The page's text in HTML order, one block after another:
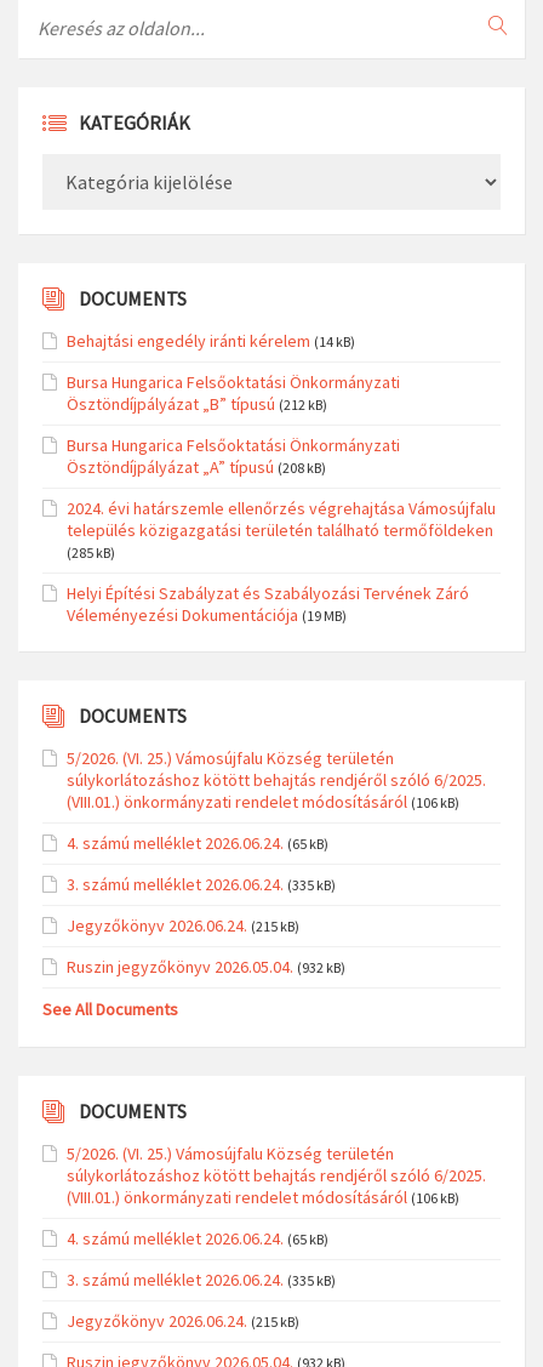
KATEGÓRIÁK
DOCUMENTS
Behajtási engedély iránti kérelem (14 kB)
Bursa Hungarica Felsőoktatási Önkormányzati
Ösztöndíjpályázat „B” típusú (212 kB)
Bursa Hungarica Felsőoktatási Önkormányzati
Ösztöndíjpályázat „A” típusú (208 kB)
2024. évi határszemle ellenőrzés végrehajtása Vámosújfalu
település közigazgatási területén található termőföldeken
(285 kB)
Helyi Építési Szabályzat és Szabályozási Tervének Záró
Véleményezési Dokumentációja (19 MB)
DOCUMENTS
5/2026. (VI. 25.) Vámosújfalu Község területén
súlykorlátozáshoz kötött behajtás rendjéről szóló 6/2025.
(VIII.01.) önkormányzati rendelet módosításáról (106 kB)
4. számú melléklet 2026.06.24. (65 kB)
3. számú melléklet 2026.06.24. (335 kB)
Jegyzőkönyv 2026.06.24. (215 kB)
Ruszin jegyzőkönyv 2026.05.04. (932 kB)
See All Documents
DOCUMENTS
5/2026. (VI. 25.) Vámosújfalu Község területén
súlykorlátozáshoz kötött behajtás rendjéről szóló 6/2025.
(VIII.01.) önkormányzati rendelet módosításáról (106 kB)
4. számú melléklet 2026.06.24. (65 kB)
3. számú melléklet 2026.06.24. (335 kB)
Jegyzőkönyv 2026.06.24. (215 kB)
Ruszin jegyzőkönyv 2026.05.04. (932 kB)